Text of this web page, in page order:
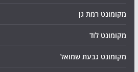
מקומונט רמת גן
מקומונט לוד
מקומונט גבעת שמואל